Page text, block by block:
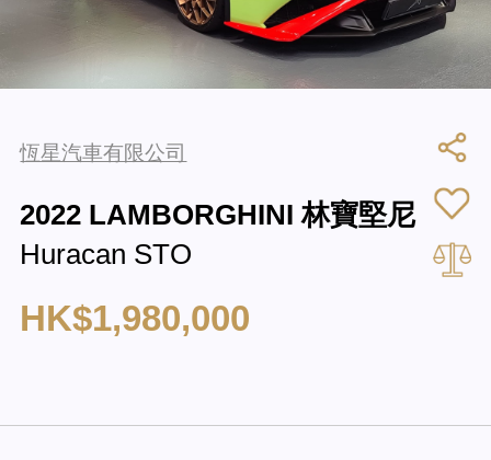
恆星汽車有限公司
2022 LAMBORGHINI 林寶堅尼
Huracan STO
HK$1,980,000